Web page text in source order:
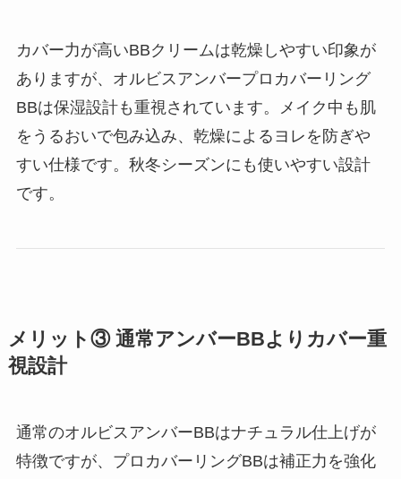
カバー力が高いBBクリームは乾燥しやすい印象が
ありますが、オルビスアンバープロカバーリング
BBは保湿設計も重視されています。メイク中も肌
をうるおいで包み込み、乾燥によるヨレを防ぎや
すい仕様です。秋冬シーズンにも使いやすい設計
です。
メリット③ 通常アンバーBBよりカバー重
視設計
通常のオルビスアンバーBBはナチュラル仕上げが
特徴ですが、プロカバーリングBBは補正力を強化